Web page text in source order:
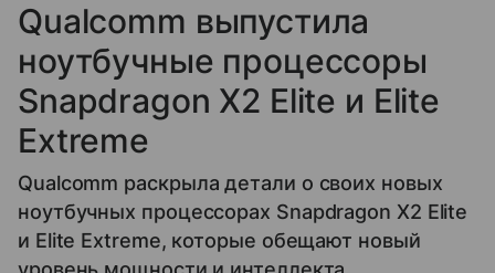
Qualcomm выпустила
ноутбучные процессоры
Snapdragon X2 Elite и Elite
Extreme
Qualcomm раскрыла детали о своих новых
ноутбучных процессорах Snapdragon X2 Elite
и Elite Extreme, которые обещают новый